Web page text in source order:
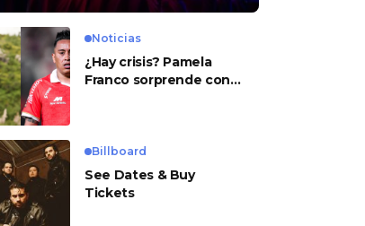
Noticias
¿Hay crisis? Pamela
Franco sorprende con
Billboard
See Dates & Buy
Tickets